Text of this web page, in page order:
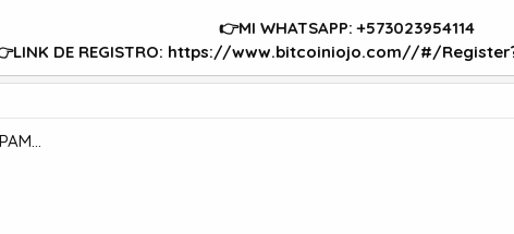
👉MI WHATSAPP: +573023954114
DE REGISTRO: https://www.bitcoiniojo.com//#/